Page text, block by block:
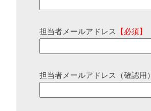
担当者メールアドレス 【必須】
担当者メールアドレス（確認用）